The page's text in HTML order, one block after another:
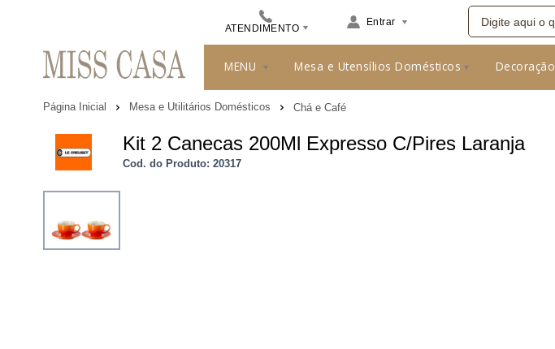
ATENDIMENTO
48991224408
Entrar
MENU Mesa e Utensílios Domésticos Decoração
Página Inicial Mesa e Utilitários Domésticos Chá e Café
Kit 2 Canecas 200Ml Expresso C/Pires Laranja
Cod. do Produto: 20317